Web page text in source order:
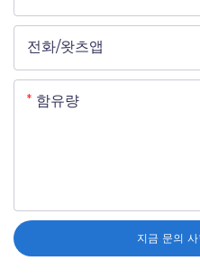
전화/왓츠앱
함유량
지금 문의
자세한 정보는 웹사이트를
www.transmart.net 팔로우
https://
https://
https://
industrial-limited/ 인스타그
https://
트: https://